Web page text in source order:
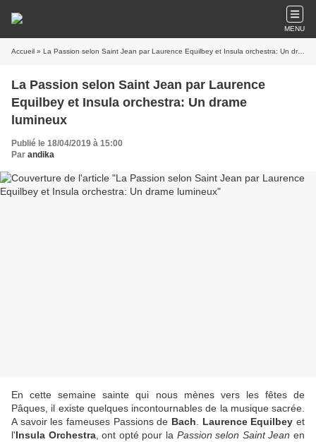
MENU
Accueil » La Passion selon Saint Jean par Laurence Equilbey et Insula orchestra: Un drame lumineux
La Passion selon Saint Jean par Laurence
Equilbey et Insula orchestra: Un drame
lumineux
Publié le 18/04/2019 à 15:00
Par andika
En cette semaine sainte qui nous mènes vers les fêtes de
Pâques, il existe quelques incontournables de la musique sacrée.
A savoir les fameuses Passions de Bach Laurence Equilbeyet
l'Insula Orchestra, ont opté pour la Passion selon Saint Jean en